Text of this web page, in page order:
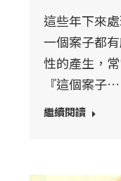
這些年下來
一個案子都
性的產生，
『這個案子…
繼續閱讀